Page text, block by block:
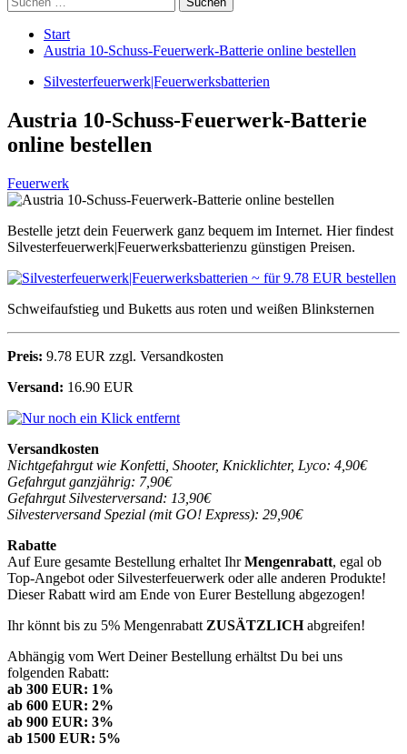
nach:
Start
Austria 10-Schuss-Feuerwerk-Batterie online bestellen
Silvesterfeuerwerk|Feuerwerksbatterien
Austria 10-Schuss-Feuerwerk-Batterie
online bestellen
Feuerwerk
Bestelle jetzt dein Feuerwerk ganz bequem im Internet. Hier findest
Silvesterfeuerwerk|Feuerwerksbatterienzu günstigen Preisen.
Schweifaufstieg und Buketts aus roten und weißen Blinksternen
Preis: 9.78 EUR zzgl. Versandkosten
Versand: 16.90 EUR
Versandkosten
Nichtgefahrgut wie Konfetti, Shooter, Knicklichter, Lyco: 4,90€
Gefahrgut ganzjährig: 7,90€
Gefahrgut Silvesterversand: 13,90€
Silvesterversand Spezial (mit GO! Express): 29,90€
Rabatte
Auf Eure gesamte Bestellung erhaltet IhrMengenrabatt, egal ob
Top-Angebot oder Silvesterfeuerwerk oder alle anderen Produkte!
Dieser Rabatt wird am Ende von Eurer Bestellung abgezogen!
Ihr könnt bis zu 5% Mengenrabatt ZUSÄTZLICHabgreifen!
Abhängig vom Wert Deiner Bestellung erhältst Du bei uns
folgenden Rabatt:
ab 300 EUR: 1%
ab 600 EUR: 2%
ab 900 EUR: 3%
ab 1500 EUR: 5%